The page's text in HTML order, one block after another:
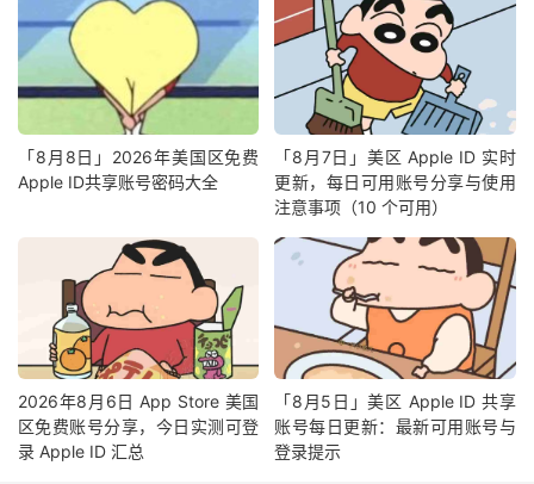
「8月8日」2026年美国区免费
Apple ID共享账号密码大全
「8月7日」美区 Apple ID 实时
更新，每日可用账号分享与使用
注意事项（10 个可用）
2026年8月6日 App Store 美国
区免费账号分享，今日实测可登
录 Apple ID 汇总
「8月5日」美区 Apple ID 共享
账号每日更新：最新可用账号与
登录提示